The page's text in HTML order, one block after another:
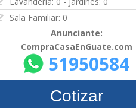
Sala Familiar: 0
Anunciante:
CompraCasaEnGuate.com
51950584
Cotizar